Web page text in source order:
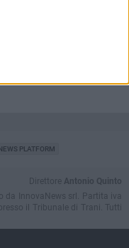
PLATFORM
Direttore Antonio Quinto
da InnovaNews srl. Partita iva
il Tribunale di Trani. Tutti